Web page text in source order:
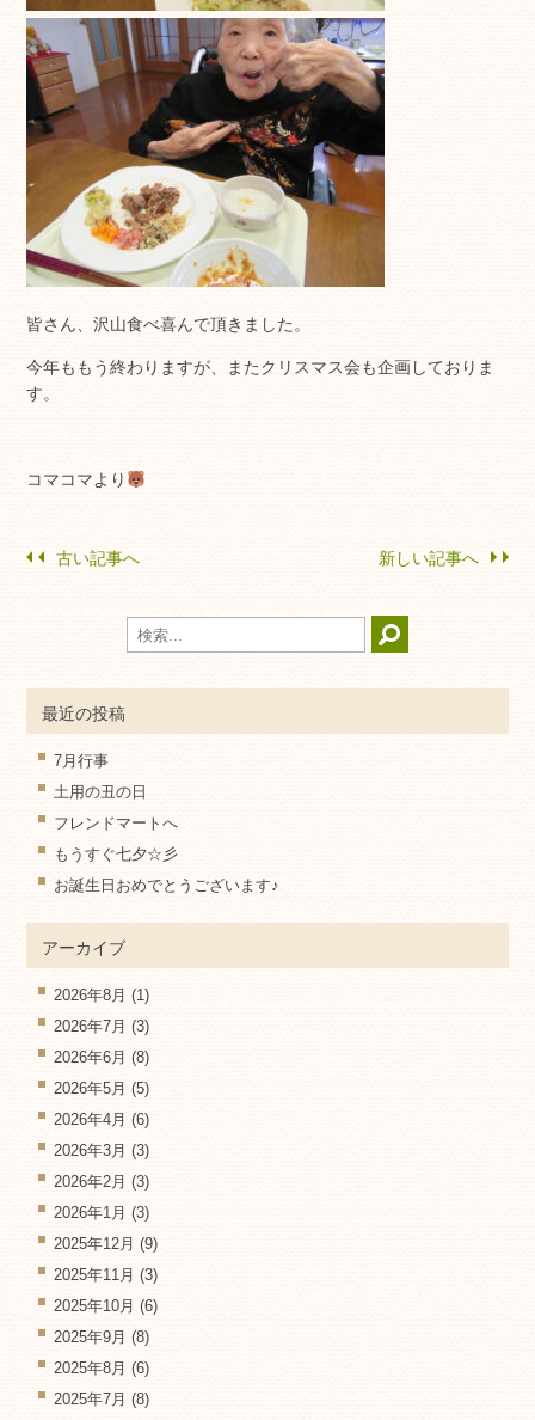
皆さん、沢山食べ喜んで頂きました。
今年ももう終わりますが、またクリスマス会も企画しておりま
す。
コマコマより
古い記事へ 新しい記事へ
最近の投稿
7月行事
土用の丑の日
フレンドマートへ
もうすぐ七夕☆彡
お誕生日おめでとうございます♪
アーカイブ
2026年8月 (1)
2026年7月 (3)
2026年6月 (8)
2026年5月 (5)
2026年4月 (6)
2026年3月 (3)
2026年2月 (3)
2026年1月 (3)
2025年12月 (9)
2025年11月 (3)
2025年10月 (6)
2025年9月 (8)
2025年8月 (6)
2025年7月 (8)